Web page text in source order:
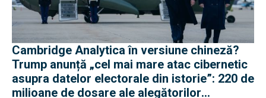
Cambridge Analytica în versiune chineză?
Trump anunță „cel mai mare atac cibernetic
asupra datelor electorale din istorie”: 220 de
milioane de dosare ale alegătorilor